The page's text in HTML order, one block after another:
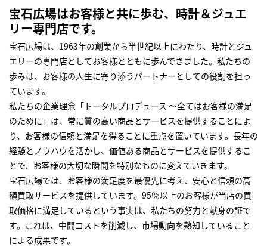
宝石広場はお客様と共に歩む、時計＆ジュエ
リー専門店です。
宝石広場は、1963年の創業から半世紀以上にわたり、時計とジュ
エリーの専門店としてお客様とともに歩んできました。私たちの
歩みは、お客様の人生に寄り添うパートナーとしての役割を担っ
ています。
私たちの企業理念「トータルプロデュース ～全てはお客様の満足
のために」は、常に質の高い商品とサービスを提供することによ
り、お客様の信頼と満足を得ることに重点を置いています。長年の
経験とノウハウを活かし、価値ある商品とサービスを提供するこ
とで、お客様の大切な瞬間を特別なものに変えていきます。
宝石広場では、お客様の満足度を最優先に考え、安心と信頼の高
額買取サービスを提供しています。95％以上のお客様が当店の買
取価格に満足しているという事実は、私たちの努力と献身の証で
す。これは、中間コストを削減し、市場動向を熟知していること
による成果です。